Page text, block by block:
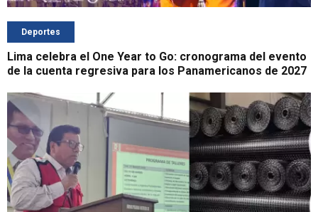
Deportes
Lima celebra el One Year to Go: cronograma del evento
de la cuenta regresiva para los Panamericanos de 2027